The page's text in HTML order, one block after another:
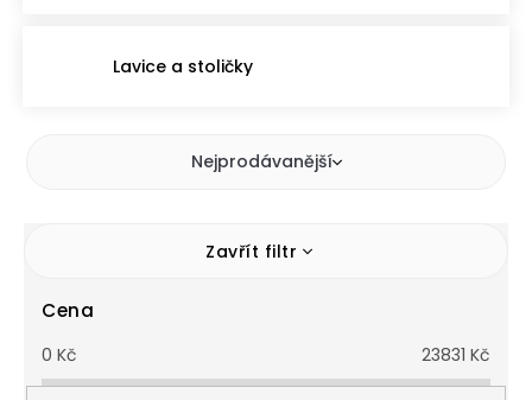
Lavice a stoličky
Nejprodávanější
Zavřít filtr
Cena
0 Kč 23831 Kč